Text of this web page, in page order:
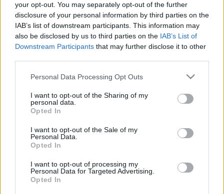
your opt-out. You may separately opt-out of the further
disclosure of your personal information by third parties on the
IAB’s list of downstream participants. This information may
also be disclosed by us to third parties on the IAB’s List of
Downstream Participants that may further disclose it to other
Please note that this website/app uses one or more Google
not limited to your visit or usage behaviour. You may click to
grant or deny consent to Google and its third-party tags to
use your data for below specified purposes in below Google
consent section.
Personal Data Processing Opt Outs
I want to opt-out of the Sharing of my
personal data.
Opted In
I want to opt-out of the Sale of my
Personal Data.
Opted In
I want to opt-out of processing my
Personal Data for Targeted Advertising.
Opted In
előtt zajlott, és az azóta duóban is bemutatott lemezanyag
folyamatosan érik, ezért a novemberi koncert igazi
csemegének ígérkezik.
Oláh Tzumo Árpád már egészen fiatalon is sikert sikerre
halmozott, és valamennyi nemzetközi zongoraversenyen
verte a mezőnyt. Innen egyenesen Amerikába vezetett útja,
ahol a legjelentősebb jazz intézetben a Monk Institute-ban
fogadta. Később vele és olyan amerikai sztárokkal
koncertezett, mint Wayne Shorter, Terence Blanchard vagy
Kenny Garret.